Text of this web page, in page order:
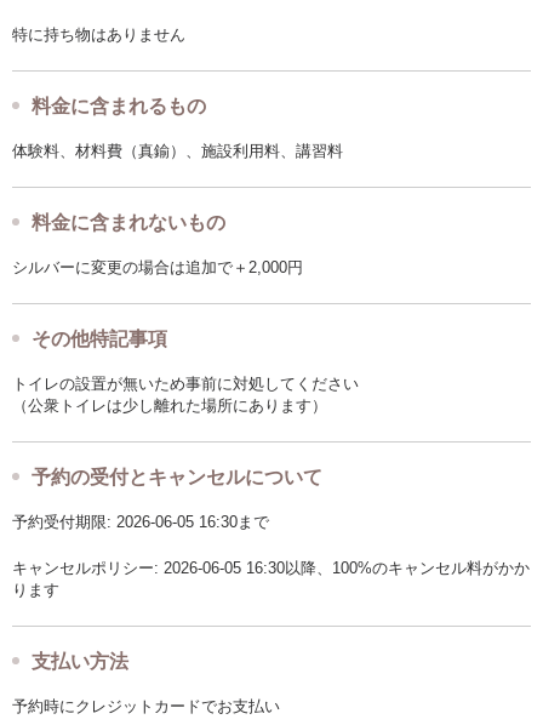
特に持ち物はありません
料金に含まれるもの
体験料、材料費（真鍮）、施設利用料、講習料
料金に含まれないもの
シルバーに変更の場合は追加で＋2,000円
その他特記事項
トイレの設置が無いため事前に対処してください
（公衆トイレは少し離れた場所にあります）
予約の受付とキャンセルについて
予約受付期限: 2026-06-05 16:30まで
キャンセルポリシー: 2026-06-05 16:30以降、100%のキャンセル料がかか
ります
支払い方法
予約時にクレジットカードでお支払い